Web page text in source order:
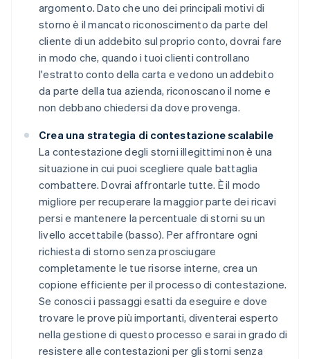
argomento. Dato che uno dei principali motivi di
storno è il mancato riconoscimento da parte del
cliente di un addebito sul proprio conto, dovrai fare
in modo che, quando i tuoi clienti controllano
l'estratto conto della carta e vedono un addebito
da parte della tua azienda, riconoscano il nome e
non debbano chiedersi da dove provenga.
Crea una strategia di contestazione scalabile
La contestazione degli storni illegittimi non è una
situazione in cui puoi scegliere quale battaglia
combattere. Dovrai affrontarle tutte. È il modo
migliore per recuperare la maggior parte dei ricavi
persi e mantenere la percentuale di storni su un
livello accettabile (basso). Per affrontare ogni
richiesta di storno senza prosciugare
completamente le tue risorse interne, crea un
copione efficiente per il processo di contestazione.
Se conosci i passaggi esatti da eseguire e dove
trovare le prove più importanti, diventerai esperto
nella gestione di questo processo e sarai in grado di
resistere alle contestazioni per gli storni senza